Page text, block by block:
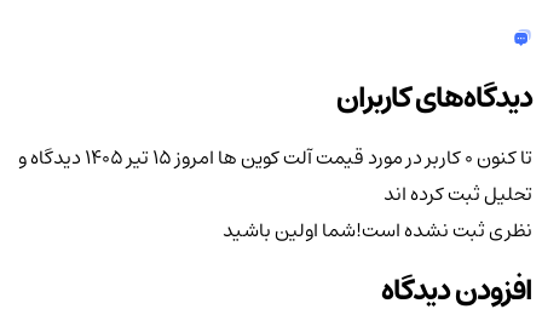
دیدگاه‌های کاربران
تا کنون 0 کاربر در مورد قیمت آلت کوین ها امروز ۱۵ تیر ۱۴۰۵
دیدگاه و
تحلیل ثبت کرده اند
نظری ثبت نشده است!شما اولین باشید
افزودن دیدگاه